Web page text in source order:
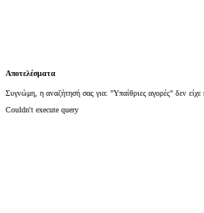
Αποτελέσματα
Συγνώμη, η αναζήτησή σας για: "Υπαίθριες αγορές" δεν είχε
Couldn't execute query